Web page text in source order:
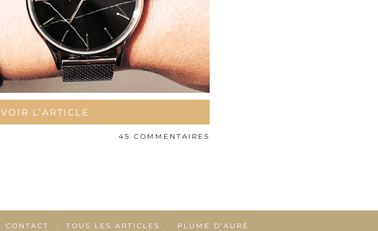
VOIR L’ARTICLE
45 COMMENTAIRES
CONTACT TOUS LES ARTICLES PLUME D’AURÉ